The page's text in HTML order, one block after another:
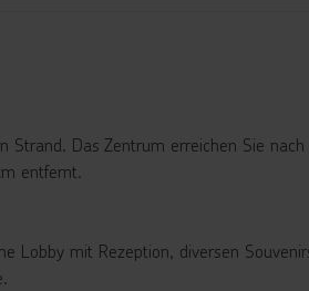
Das Zentrum erreichen Sie
entfernt.
Lobby mit Rezeption, diversen